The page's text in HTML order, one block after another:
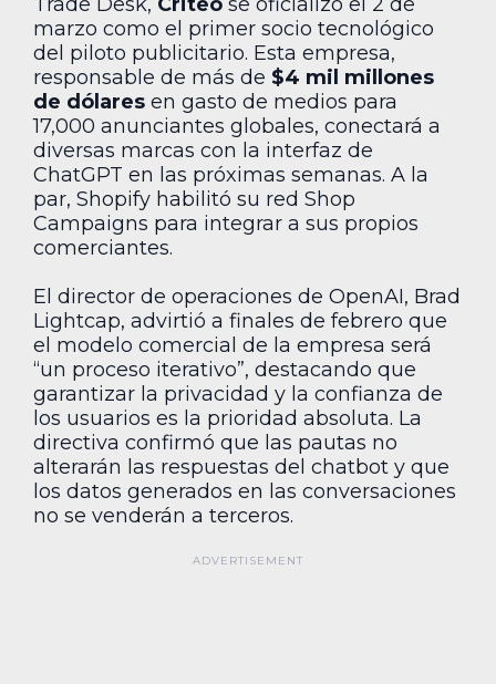
marzo como el primer socio tecnológico
del piloto publicitario. Esta empresa,
responsable de más de $4 mil millones
de dólares en gasto de medios para
17,000 anunciantes globales, conectará a
diversas marcas con la interfaz de
ChatGPT en las próximas semanas. A la
par, Shopify habilitó su red Shop
Campaigns para integrar a sus propios
comerciantes.
El director de operaciones de OpenAI, Brad
Lightcap, advirtió a finales de febrero que
el modelo comercial de la empresa será
“un proceso iterativo”, destacando que
garantizar la privacidad y la confianza de
los usuarios es la prioridad absoluta. La
directiva confirmó que las pautas no
alterarán las respuestas del chatbot y que
los datos generados en las conversaciones
no se venderán a terceros.